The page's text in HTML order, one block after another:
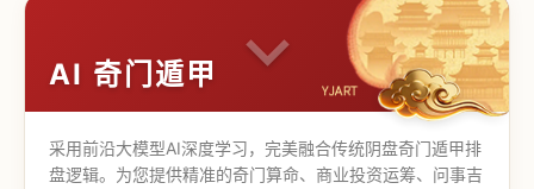
AI 奇门遁甲
采用前沿大模型AI深度学习，完美融合传统阴盘奇门遁甲排
盘逻辑。为您提供精准的奇门算命、商业投资运筹、问事吉